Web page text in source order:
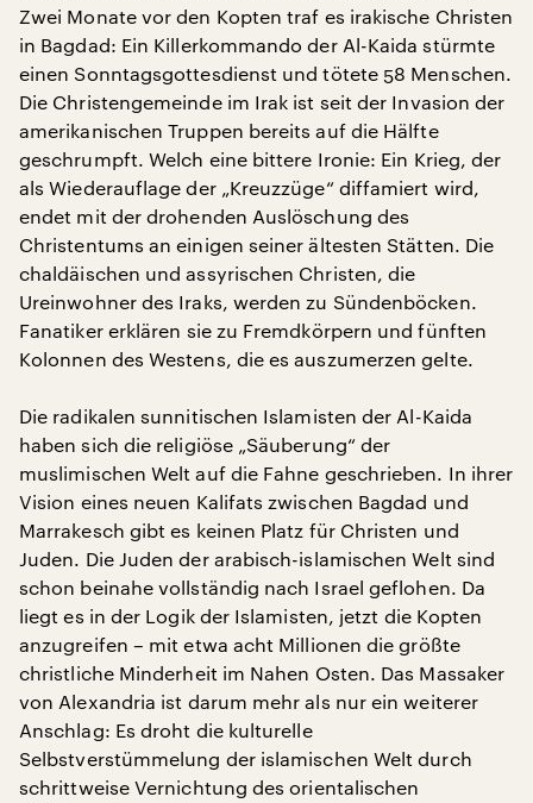
Zwei Monate vor den Kopten traf es irakische Christen
in Bagdad: Ein Killerkommando der Al-Kaida stürmte
einen Sonntagsgottesdienst und tötete 58 Menschen.
Die Christengemeinde im Irak ist seit der Invasion der
amerikanischen Truppen bereits auf die Hälfte
geschrumpft. Welch eine bittere Ironie: Ein Krieg, der
als Wiederauflage der „Kreuzzüge“ diffamiert wird,
endet mit der drohenden Auslöschung des
Christentums an einigen seiner ältesten Stätten. Die
chaldäischen und assyrischen Christen, die
Ureinwohner des Iraks, werden zu Sündenböcken.
Fanatiker erklären sie zu Fremdkörpern und fünften
Kolonnen des Westens, die es auszumerzen gelte.
Die radikalen sunnitischen Islamisten der Al-Kaida
haben sich die religiöse „Säuberung“ der
muslimischen Welt auf die Fahne geschrieben. In ihrer
Vision eines neuen Kalifats zwischen Bagdad und
Marrakesch gibt es keinen Platz für Christen und
Juden. Die Juden der arabisch-islamischen Welt sind
schon beinahe vollständig nach Israel geflohen. Da
liegt es in der Logik der Islamisten, jetzt die Kopten
anzugreifen – mit etwa acht Millionen die größte
christliche Minderheit im Nahen Osten. Das Massaker
von Alexandria ist darum mehr als nur ein weiterer
Anschlag: Es droht die kulturelle
Selbstverstümmelung der islamischen Welt durch
schrittweise Vernichtung des orientalischen